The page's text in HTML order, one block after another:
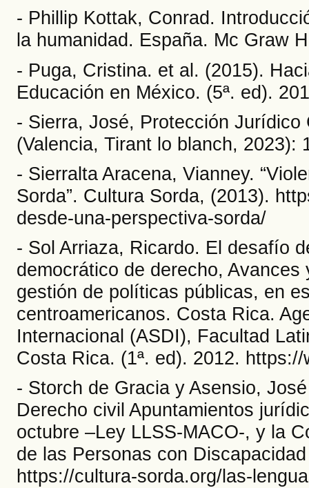
- Phillip Kottak, Conrad.
la humanidad. España. Mc Graw
- Puga, Cristina. et al. (2015).
Educación en México. (5ª. ed).
- Sierra, José, Protección
(Valencia, Tirant lo blanch, 2023):
- Sierralta Aracena, Vianney.
Sorda”. Cultura Sorda, (2013).
desde-una-perspectiva-sorda/
- Sol Arriaza, Ricardo. El desafío
democrático de derecho,
gestión de políticas públicas, en
centroamericanos. Costa Rica.
Internacional (ASDI), Facultad
Costa Rica. (1ª. ed). 2012.
- Storch de Gracia y Asensio,
Derecho civil Apuntamientos
octubre –Ley LLSS-MACO-, y la
de las Personas con
https://cultura-sorda.org/las-